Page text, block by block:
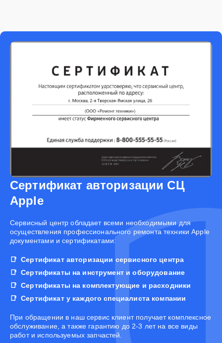
Сертификат авторизации СЦ
Apple
Cервисный центр обладает всеми необходимыми для
осуществления профессионального ремонта техники Apple
документами и сертификатами:
Сертификат авторизации сервисного центра
Сертификаты на инструмент и оборудование
Сертификаты на комплектующие и расходники
Сертификат у каждого специалиста компании
При обращении в наш сервис клиент получает комплексное
обслуживание, а также гарантию до 2-3 лет на все виды
работ и используемых запчастей.